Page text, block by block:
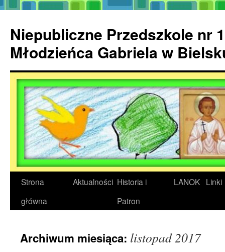
treści
Niepubliczne Przedszkole nr
Młodzieńca Gabriela w
Strona
główna
Aktualności Historia i
Patron
LANOK Linki
Archiwum miesiąca: listopad 2017